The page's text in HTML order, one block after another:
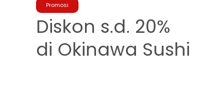
berada
Perbankan
Personal
Promosi
Diskon s.d. 20%
di Okinawa Sushi